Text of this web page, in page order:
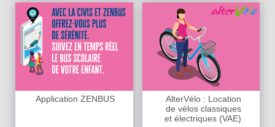
Application ZENBUS
AlterVélo : Location
de vélos classiques
et électriques (VAE)